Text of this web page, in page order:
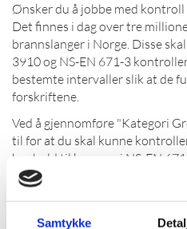
Samtykke
Ønsker du å jobbe med
Det finnes i dag over tre
brannslanger i Norge. Disse
3910 og NS-EN 671-3
bestemte intervaller slik at de
forskriftene.
Ved å gjennomføre "Kategori
til for at du skal kunne
henhold til kravene i NS-EN